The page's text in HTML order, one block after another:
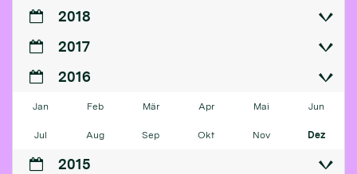
2018
2017
2016
Jan Feb Mär Apr Mai Jun
Jul Aug Sep Okt Nov Dez
2015